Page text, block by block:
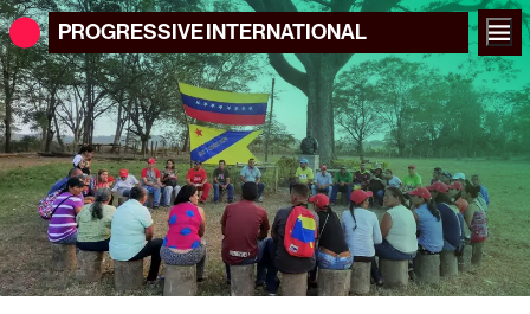
PROGRESSIVEINTERNATIONAL